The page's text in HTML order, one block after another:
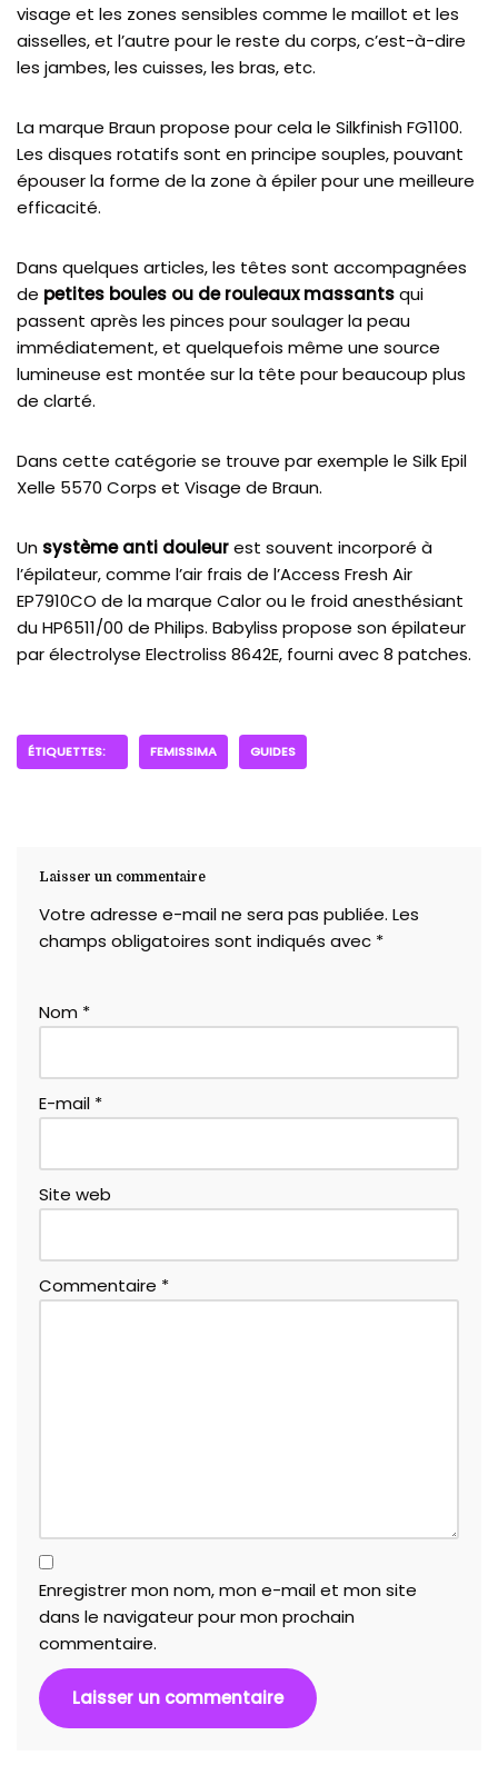
visage et les zones sensibles comme le maillot et les
aisselles, et l’autre pour le reste du corps, c’est-à-dire
les jambes, les cuisses, les bras, etc.
La marque Braun propose pour cela le Silkfinish FG1100.
Les disques rotatifs sont en principe souples, pouvant
épouser la forme de la zone à épiler pour une meilleure
efficacité.
Dans quelques articles, les têtes sont accompagnées
de petites boules ou de rouleaux massantsqui
passent après les pinces pour soulager la peau
immédiatement, et quelquefois même une source
lumineuse est montée sur la tête pour beaucoup plus
de clarté.
Dans cette catégorie se trouve par exemple le Silk Epil
Xelle 5570 Corps et Visage de Braun.
Un système anti douleurest souvent incorporé à
l’épilateur, comme l’air frais de l’Access Fresh Air
EP7910CO de la marque Calor ou le froid anesthésiant
du HP6511/00 de Philips. Babyliss propose son épilateur
par électrolyse Electroliss 8642E, fourni avec 8 patches.
ÉTIQUETTES: FEMISSIMA GUIDES
Laisser un commentaire
Votre adresse e-mail ne sera pas publiée. Les
champs obligatoires sont indiqués avec *
Nom *
E-mail *
Site web
Commentaire *
Enregistrer mon nom, mon e-mail et mon site
dans le navigateur pour mon prochain
commentaire.